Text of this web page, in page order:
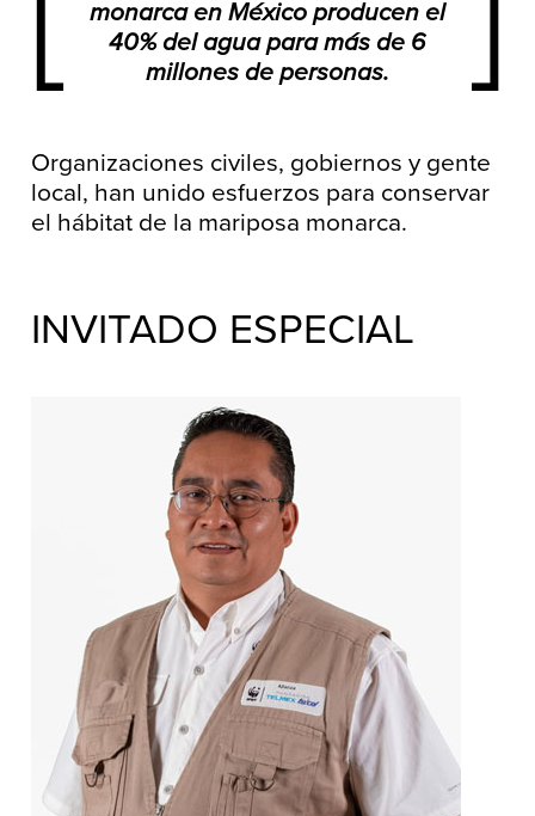
monarca en México producen el
40% del agua para más de 6
millones de personas.
Organizaciones civiles, gobiernos y gente
local, han unido esfuerzos para conservar
el hábitat de la mariposa monarca.
INVITADO ESPECIAL